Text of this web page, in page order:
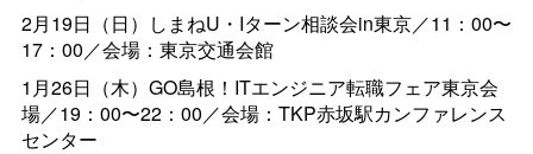
2月19日（日）しまねU・Iターン相談会in東京／11：00〜
17：00／会場：東京交通会館
1月26日（木）GO島根！ITエンジニア転職フェア東京会
場／19：00〜22：00／会場： TKP赤坂駅カンファレンス
センター